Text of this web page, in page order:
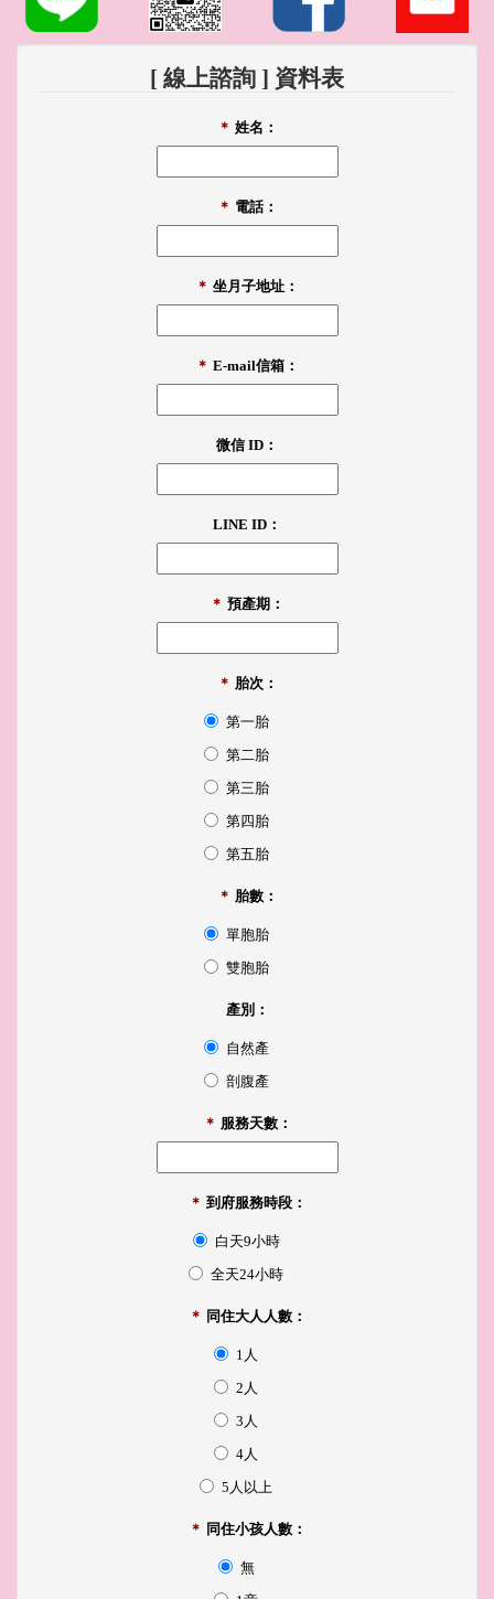
[ 線上諮詢 ] 資料表
＊ 姓名：
＊ 電話：
＊ 坐月子地址：
＊ E-mail信箱：
微信 ID：
LINE ID：
＊ 預產期：
＊ 胎次：
第一胎
第二胎
第三胎
第四胎
第五胎
＊ 胎數：
單胞胎
雙胞胎
產別：
自然產
剖腹產
＊ 服務天數：
＊ 到府服務時段：
白天9小時
全天24小時
＊ 同住大人人數：
1人
2人
3人
4人
5人以上
＊ 同住小孩人數：
無